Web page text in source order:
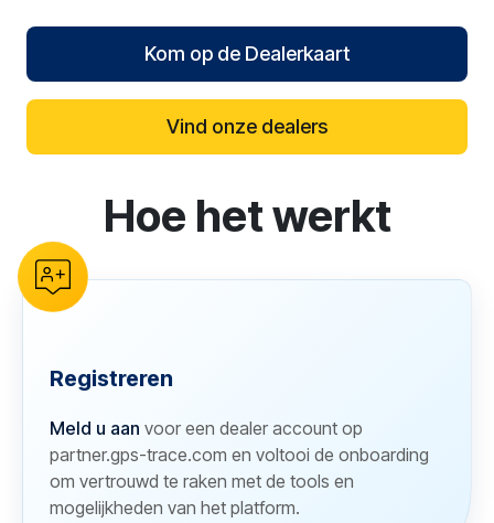
Kom op de Dealerkaart
Vind onze dealers
reCAPTCHA verification
Hoe het werkt
Registreren
Meld u aan voor een dealer account op
partner.gps-trace.com en voltooi de onboarding
om vertrouwd te raken met de tools en
mogelijkheden van het platform.